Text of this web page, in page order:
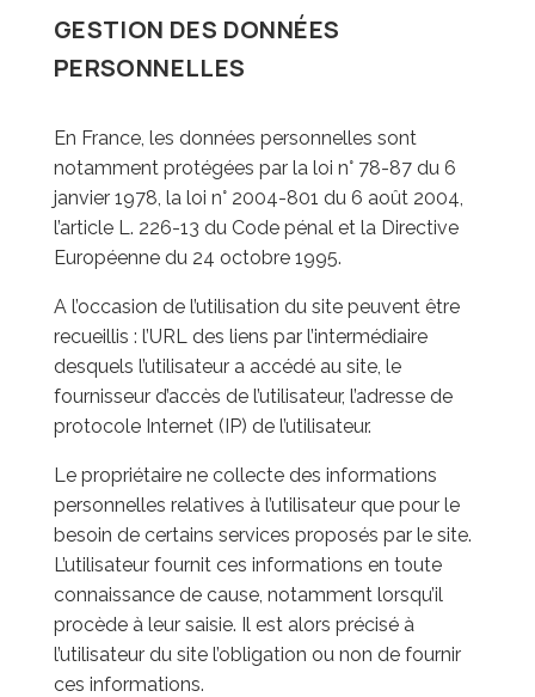
GESTION DES DONNÉES
PERSONNELLES
En France, les données personnelles sont
notamment protégées par la loi n° 78-87 du 6
janvier 1978, la loi n° 2004-801 du 6 août 2004,
l’article L. 226-13 du Code pénal et la Directive
Européenne du 24 octobre 1995.
A l’occasion de l’utilisation du site peuvent être
recueillis : l’URL des liens par l’intermédiaire
desquels l’utilisateur a accédé au site, le
fournisseur d’accès de l’utilisateur, l’adresse de
protocole Internet (IP) de l’utilisateur.
Le propriétaire ne collecte des informations
personnelles relatives à l’utilisateur que pour le
besoin de certains services proposés par le site.
L’utilisateur fournit ces informations en toute
connaissance de cause, notamment lorsqu’il
procède à leur saisie. Il est alors précisé à
l’utilisateur du site l’obligation ou non de fournir
ces informations.